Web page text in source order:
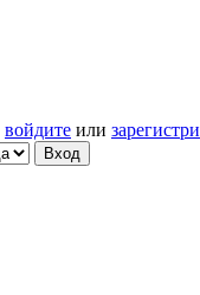
войдите или